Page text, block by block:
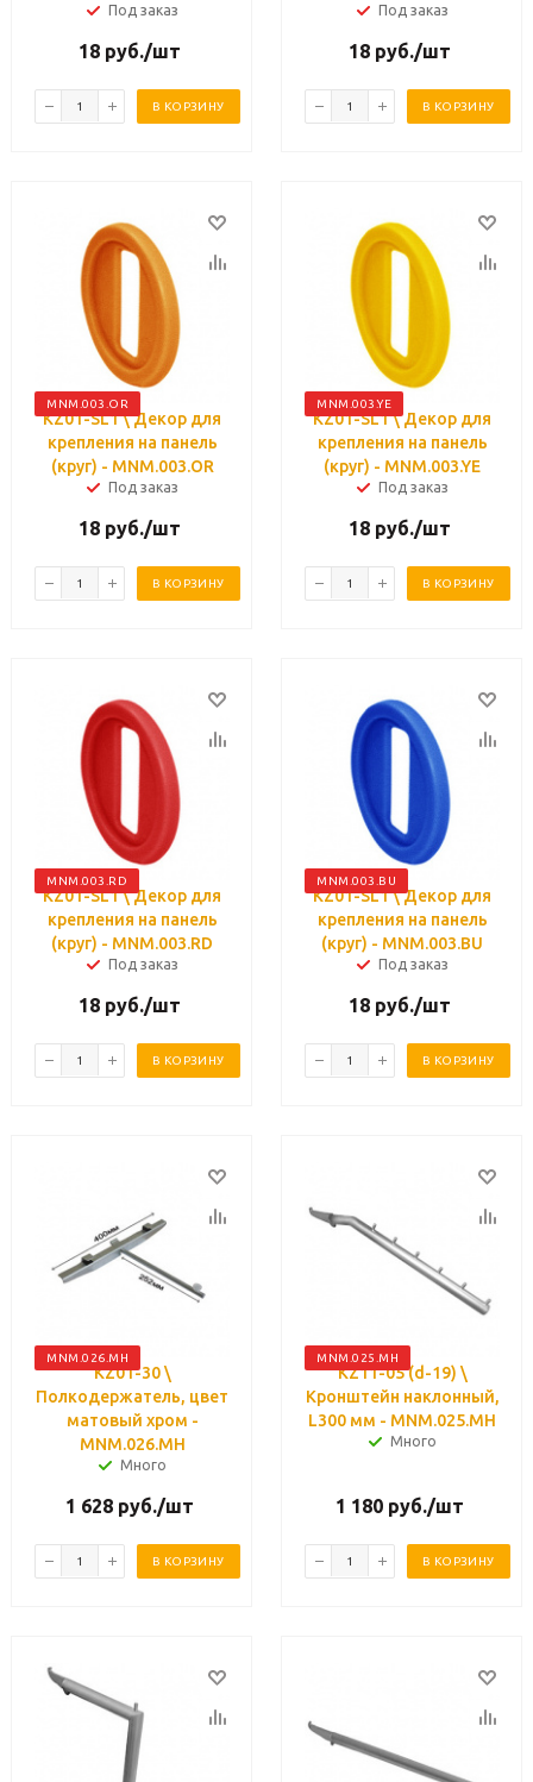
Под заказ
18 руб./шт
В КОРЗИНУ
Под заказ
18 руб./шт
В КОРЗИНУ
MNM.003.OR
KZ01-SL1 \ Декор для
крепления на панель
(круг) - MNM.003.OR
Под заказ
18 руб./шт
В КОРЗИНУ
MNM.003.YE
KZ01-SL1 \ Декор для
крепления на панель
(круг) - MNM.003.YE
Под заказ
18 руб./шт
В КОРЗИНУ
MNM.003.RD
KZ01-SL1 \ Декор для
крепления на панель
(круг) - MNM.003.RD
Под заказ
18 руб./шт
В КОРЗИНУ
MNM.003.BU
KZ01-SL1 \ Декор для
крепления на панель
(круг) - MNM.003.BU
Под заказ
18 руб./шт
В КОРЗИНУ
MNM.026.MH
KZ01-30 \
Полкодержатель, цвет
матовый хром -
MNM.026.MH
Много
1 628 руб./шт
В КОРЗИНУ
MNM.025.MH
KZ11-05 (d-19) \
Кронштейн наклонный,
L300 мм - MNM.025.MH
Много
1 180 руб./шт
В КОРЗИНУ